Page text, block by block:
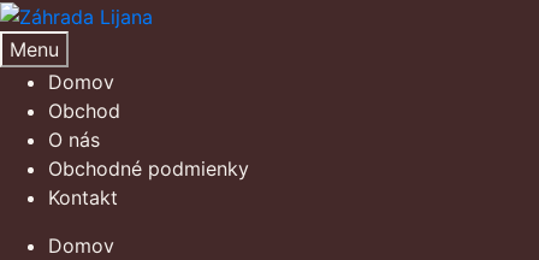
Preskočiť
na
navigáciu
Preskočiť
na
obsah
Menu
Domov
Obchod
O nás
Obchodné podmienky
Kontakt
Domov